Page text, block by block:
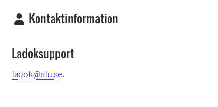
Kontaktinformation
Ladoksupport
ladok@slu.se.